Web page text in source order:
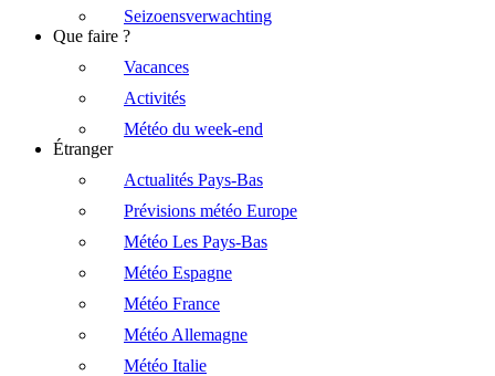
Seizoensverwachting
Que faire ?
Vacances
Activités
Météo du week-end
Étranger
Actualités Pays-Bas
Prévisions météo Europe
Météo Les Pays-Bas
Météo Espagne
Météo France
Météo Allemagne
Météo Italie